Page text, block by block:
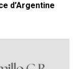
d’Argentine